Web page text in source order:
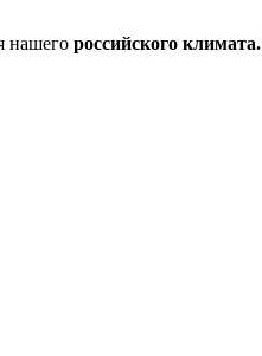
нашего российского климата.